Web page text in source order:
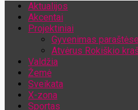
Aktualijos
Akcentai
Projektiniai
Gyvenimas
Atvėrus Rokiškio
Valdžia
Žemė
Sveikata
X-zona
Sportas